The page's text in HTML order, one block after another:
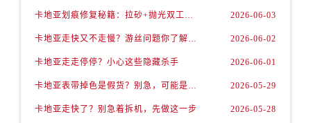
卡地亚划痕修复秘籍：拉砂+抛光双工艺还原如新 2026-06-03
卡地亚走快又不走慢？游丝问题你了解多少？ 2026-06-02
卡地亚走走停停？小心这些隐藏杀手 2026-06-01
卡地亚表带掉色是假货？别急，可能是这些日常习惯惹的祸 2026-05-29
卡地亚走快了？别急着拆机，先做这一步 2026-05-28